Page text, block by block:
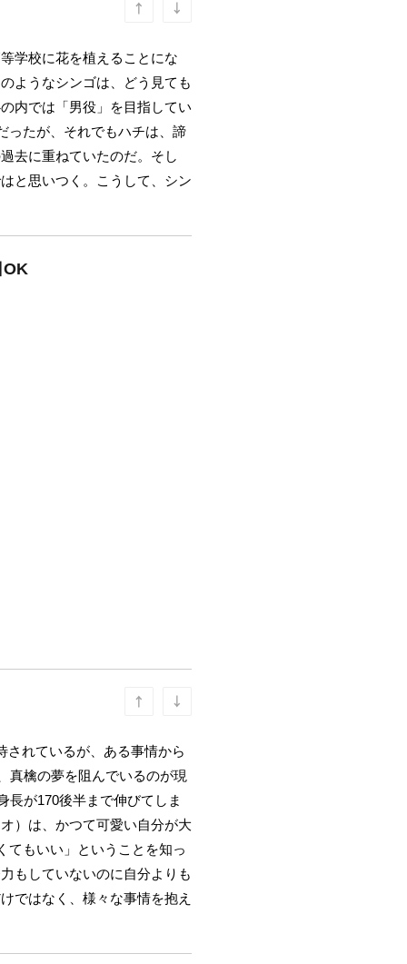
学校に花を植えることにな
ようなシンゴは、どう見ても
内では「男役」を目指してい
ったが、それでもハチは、諦
去に重ねていたのだ。そし
と思いつく。こうして、シン
OK
されているが、ある事情から
真檎の夢を阻んでいるのが現
長が170後半まで伸びてしま
）は、かつて可愛い自分が大
てもいい」ということを知っ
もしていないのに自分よりも
ではなく、様々な事情を抱え